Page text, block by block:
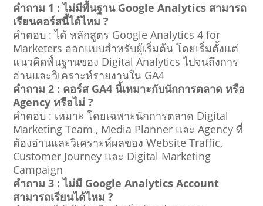
คำถาม 1 : ไม่มีพื้นฐาน Google Analytics สามารถ
เรียนคอร์สนี้ได้ไหม ?
คำตอบ : ได้ หลักสูตร Google Analytics 4 for
Marketers ออกแบบสำหรับผู้เริ่มต้น โดยเริ่มตั้งแต่
แนวคิดพื้นฐานของ Digital Analytics ไปจนถึงการ
อ่านและวิเคราะห์รายงานใน GA4
คำถาม 2 : คอร์ส GA4 นี้เหมาะกับนักการตลาด หรือ
Agency หรือไม่ ?
คำตอบ : เหมาะ โดยเฉพาะนักการตลาด Digital
Marketing Team , Media Planner และ Agency ที่
ต้องอ่านและวิเคราะห์ผลของ Website Traffic,
Customer Journey และ Digital Marketing
Campaign
คำถาม 3 : ไม่มี Google Analytics Account
สามารถเรียนได้ไหม ?